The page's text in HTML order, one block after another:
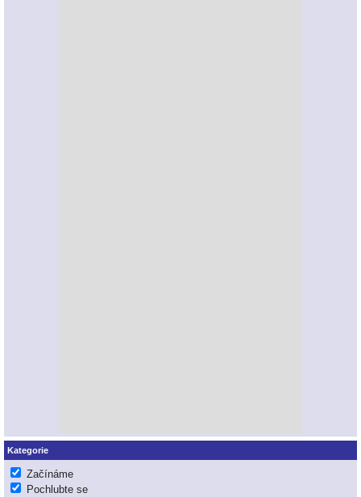
Kategorie
Začínáme
Pochlubte se